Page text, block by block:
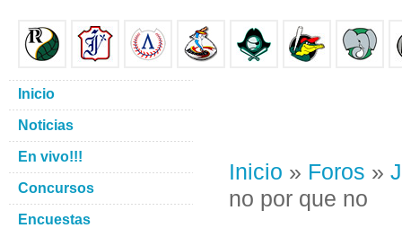
Inicio » Foros »
no por que no
Inicio
Noticias
En vivo!!!
Concursos
Encuestas